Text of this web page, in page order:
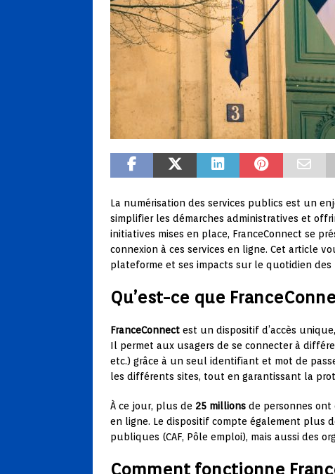
La numérisation des services publics est un
simplifier les démarches administratives et
initiatives mises en place, FranceConnect se
connexion à ces services en ligne. Cet article
plateforme et ses impacts sur le quotidien des
Qu’est-ce que
FranceConnect est un dispositif d’accès
Il permet aux usagers de se connecter à
etc.) grâce à un seul identifiant et mot de
les différents sites, tout en garantissant la
À ce jour, plus de 25 millions de personnes ont
en ligne. Le dispositif compte également plus
publiques (CAF, Pôle emploi), mais aussi des
Comment fonctionne